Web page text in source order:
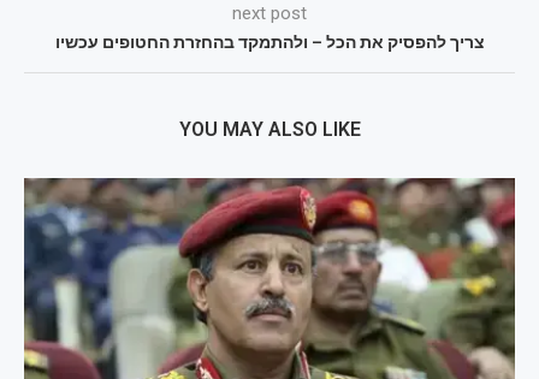
next post
צריך להפסיק את הכל – ולהתמקד בהחזרת החטופים עכשיו
YOU MAY ALSO LIKE